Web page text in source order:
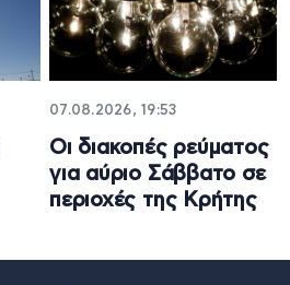
07.08.2026, 19:53
Οι διακοπές ρεύματος
για αύριο Σάββατο σε
περιοχές της Κρήτης